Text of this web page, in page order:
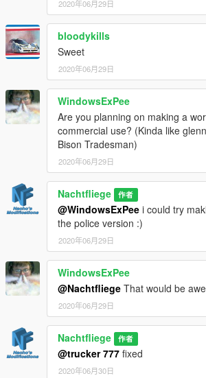
2020年06月29日
bloodykills
Sweet
2020年06月29日
WindowsExPee
Are you planning on making a
commercial use? (Kinda like
Bison Tradesman)
2020年06月29日
Nachtfliege 作者
@WindowsExPee i could try
the police version :)
2020年06月29日
WindowsExPee
@Nachtfliege That would be
2020年06月29日
Nachtfliege 作者
@trucker 777 fixed
2020年06月30日